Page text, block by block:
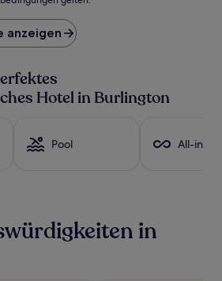
anzeigen
Hotel in Burlington
Pool All-
in